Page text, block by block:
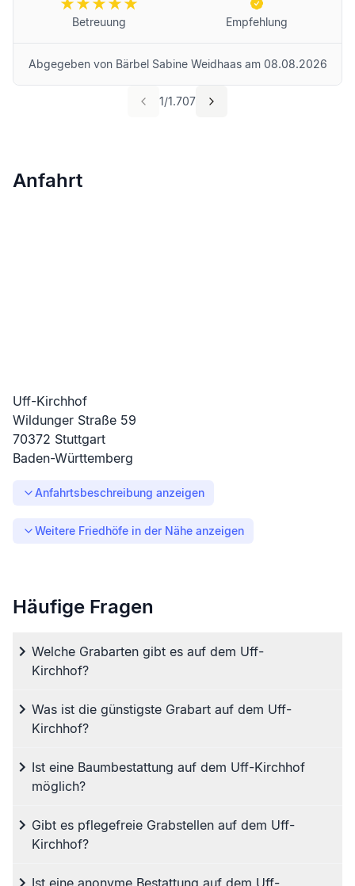
1/1.707
Betreuung Empfehlung
Abgegeben von Bärbel Sabine Weidhaasam 08.08.2026
Anfahrt
Uff-Kirchhof
Wildunger Straße 59
70372 Stuttgart
Baden-Württemberg
Anfahrtsbeschreibung anzeigen
Weitere Friedhöfe in der Nähe anzeigen
Häufige Fragen
Welche Grabarten gibt es auf dem Uff-
Kirchhof?
Was ist die günstigste Grabart auf dem Uff-
Kirchhof?
Ist eine Baumbestattung auf dem Uff-Kirchhof
möglich?
Gibt es pflegefreie Grabstellen auf dem Uff-
Kirchhof?